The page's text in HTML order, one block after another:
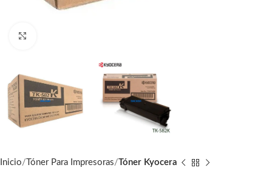
Inicio Tóner Para Impresoras Tóner Kyocera